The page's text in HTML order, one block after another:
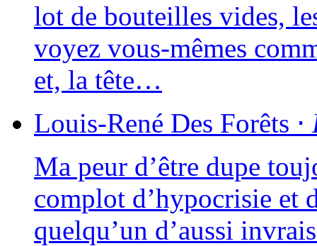
lot de bou­teilles vides,
voyez vous-mêmes
et, la tête…
Louis-René Des Forêts ⋅
Ma peur d’être dupe
com­plot d’hypocrisie et
quelqu’un d’aussi